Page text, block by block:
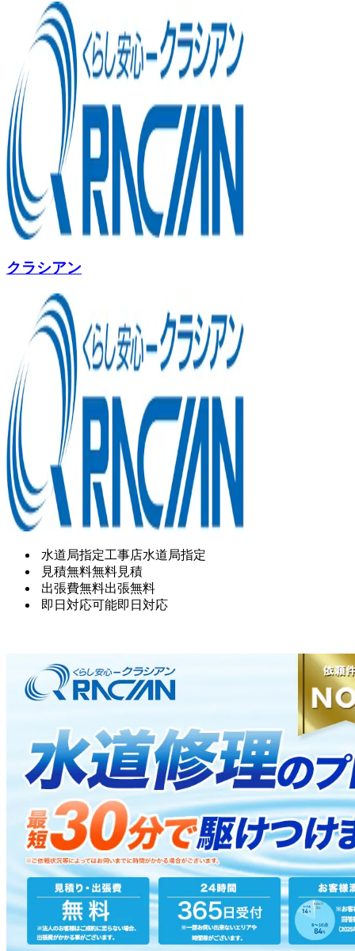
クラシアン
水道局指定工事店水道局指定
見積無料無料見積
出張費無料出張無料
即日対応可能即日対応